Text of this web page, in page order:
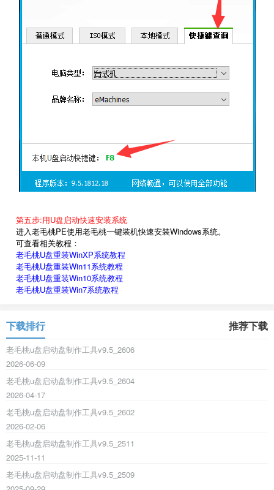
第五步:用U盘启动快速安装系统
进入老毛桃PE使用老毛桃一键装机快速安装Windows系统。
可查看相关教程：
老毛桃U盘重装WinXP系统教程
老毛桃U盘重装Win11系统教程
老毛桃U盘重装Win10系统教程
老毛桃U盘重装Win7系统教程
下载排行 推荐下载
老毛桃u盘启动盘制作工具v9.5_2606
2026-06-09
老毛桃u盘启动盘制作工具v9.5_2604
2026-04-17
老毛桃u盘启动盘制作工具v9.5_2602
2026-02-06
老毛桃u盘启动盘制作工具v9.5_2511
2025-11-11
老毛桃u盘启动盘制作工具v9.5_2509